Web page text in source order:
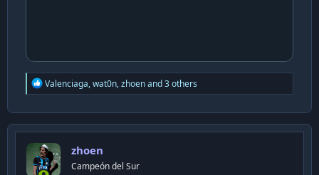
R
e
c
t
o
n
Valenciaga,wat0n,zhoenand 3 others
zhoen
Campeón del Sur